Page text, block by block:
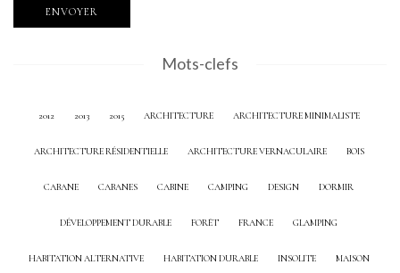
Mots-clefs
2012 2013 2015 ARCHITECTURE ARCHITECTURE MINIMALISTE
ARCHITECTURE RÉSIDENTIELLE ARCHITECTURE VERNACULAIRE BOIS
CABANE CABANES CABINE CAMPING DESIGN DORMIR
DÉVELOPPEMENT DURABLE FORÊT FRANCE GLAMPING
HABITATION ALTERNATIVE HABITATION DURABLE INSOLITE MAISON